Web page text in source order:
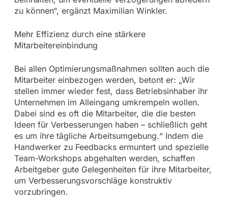
zu können“, ergänzt Maximilian Winkler.
Mehr Effizienz durch eine stärkere
Mitarbeitereinbindung
Bei allen Optimierungsmaßnahmen sollten auch die
Mitarbeiter einbezogen werden, betont er: „Wir
stellen immer wieder fest, dass Betriebsinhaber ihr
Unternehmen im Alleingang umkrempeln wollen.
Dabei sind es oft die Mitarbeiter, die die besten
Ideen für Verbesserungen haben – schließlich geht
es um ihre tägliche Arbeitsumgebung.“ Indem die
Handwerker zu Feedbacks ermuntert und spezielle
Team-Workshops abgehalten werden, schaffen
Arbeitgeber gute Gelegenheiten für ihre Mitarbeiter,
um Verbesserungsvorschläge konstruktiv
vorzubringen.